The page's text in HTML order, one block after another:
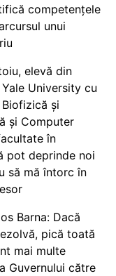
competențele
unui
elevă din
University cu
și
și Computer
în
pot deprinde noi
să mă întorc în
Barna: Dacă
pică toată
mai multe
Guvernului către